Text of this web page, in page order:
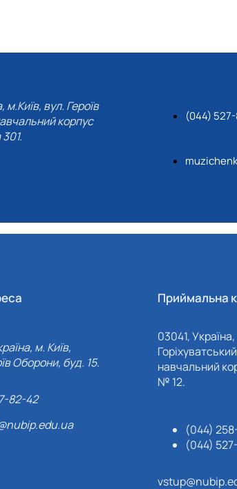
м.Київ, вул. Героїв
корпус
(044)
м. Київ,
Оборони, буд. 15.
82-42
Приймальна
03041,
навчальний
№ 12.
(044)
(044)